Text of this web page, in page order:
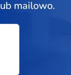
mailowo.